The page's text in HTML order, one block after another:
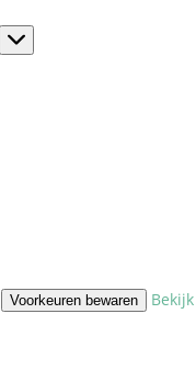
Voorkeuren bewaren
Bekijk